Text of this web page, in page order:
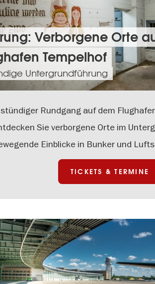
Verborgene Orte
Tempelhof
Untergrundführung
Rundgang auf dem
Sie verborgene Orte im
Einblicke in Bunker und
TICKETS & TERMINE